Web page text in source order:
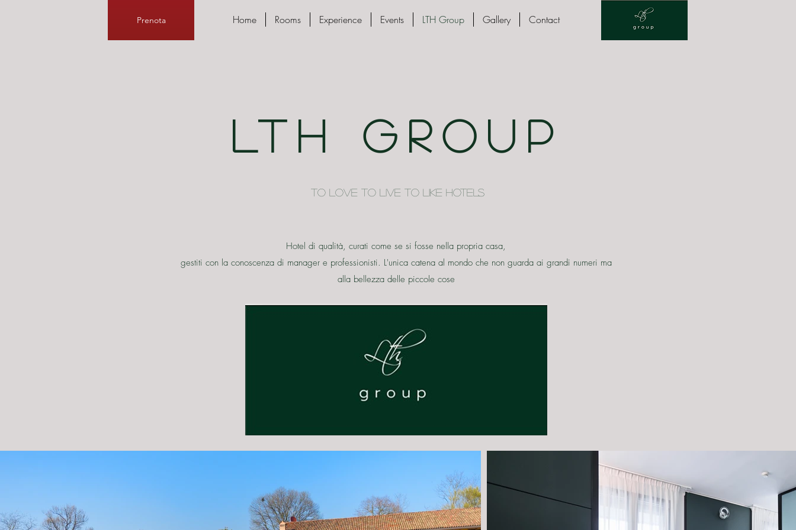
Prenota Home Rooms Experience Events LTH Group Gallery Contact
LTH GROUP
TO LOVE TO LIVE TO LIKE HOTELS
Hotel di qualità, curati come se si fosse nella propria casa,
gestiti con la conoscenza di manager e professionisti. L'unica catena al mondo che non guarda ai grandi numeri ma
alla bellezza delle piccole cose